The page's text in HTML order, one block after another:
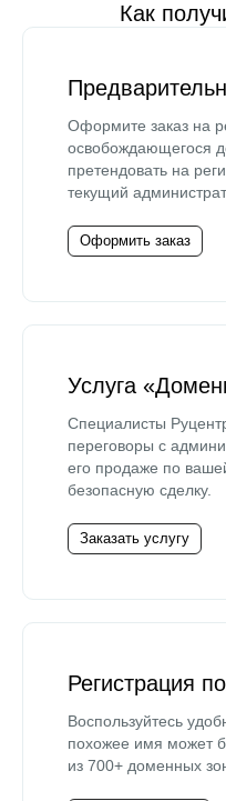
Как
Оформите заказ на
освобождающегося
претендовать на
текущий
Оформить заказ
Услуга
Специалисты
переговоры с
его продаже по
безопасную сделку.
Заказать услугу
Регистрация
Воспользуйтесь
похожее имя может
из 700+ доменных